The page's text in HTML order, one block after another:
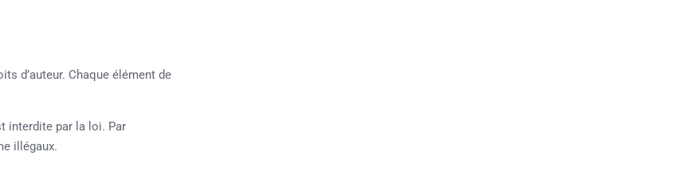
d’auteur. Chaque élément de
interdite par la loi. Par
illégaux.